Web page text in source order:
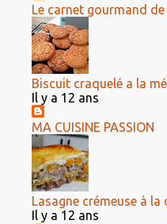
Le carnet gourmand
Biscuit craquelé a la
Il y a 12 ans
MA CUISINE PASSION
Lasagne crémeuse à
Il y a 12 ans